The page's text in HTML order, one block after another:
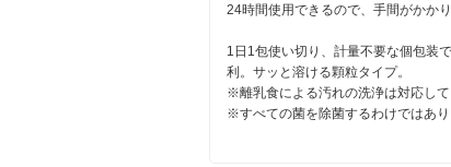
24時間使用できるので、手間がかかり
1日1包使い切り、計量不要な個包装
利。サッと溶ける顆粒タイプ。
※離乳食による汚れの洗浄は対応して
※すべての菌を除菌するわけではあり